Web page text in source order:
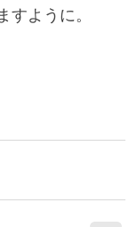
ように。